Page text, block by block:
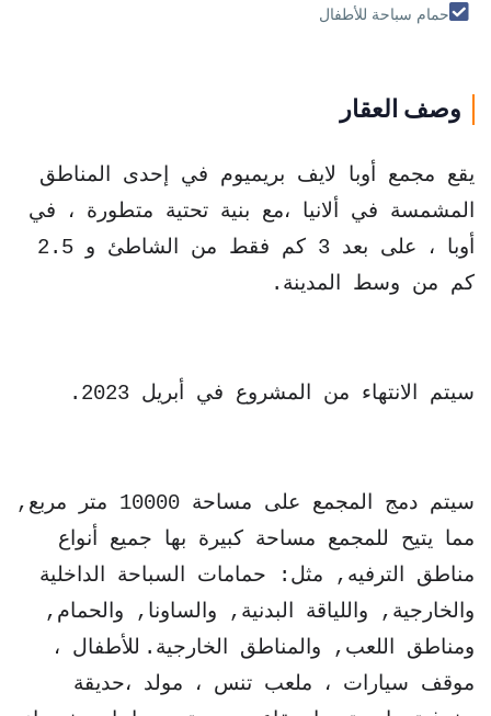
حمام سباحة للأطفال
وصف العقار
يقع مجمع أوبا لايف بريميوم في إحدى المناطق
المشمسة في ألانيا ،مع بنية تحتية متطورة ، في
أوبا ، على بعد 3 كم فقط من الشاطئ و 2.5
كم من وسط المدينة.
سيتم الانتهاء من المشروع في أبريل 2023.
سيتم دمج المجمع على مساحة 10000 متر مربع,
مما يتيح للمجمع مساحة كبيرة بها جميع أنواع
مناطق الترفيه, مثل: حمامات السباحة الداخلية
والخارجية, واللياقة البدنية, والساونا, والحمام,
ومناطق اللعب, والمناطق الخارجية. للأطفال ،
موقف سيارات ، ملعب تنس ، مولد ،حديقة